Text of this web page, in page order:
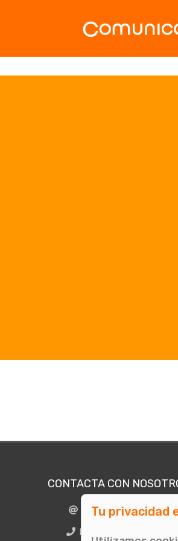
CONTACTA CON
info@comunicae.com
BCN + 34 931 702 774
Tu privacidad